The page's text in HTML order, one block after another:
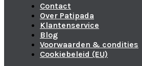
Contact
Over Patipada
Klantenservice
Blog
Voorwaarden & condities
Cookiebeleid (EU)